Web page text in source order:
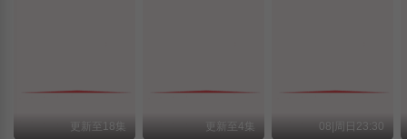
更新至18集 更新至4集 08|周日23:30